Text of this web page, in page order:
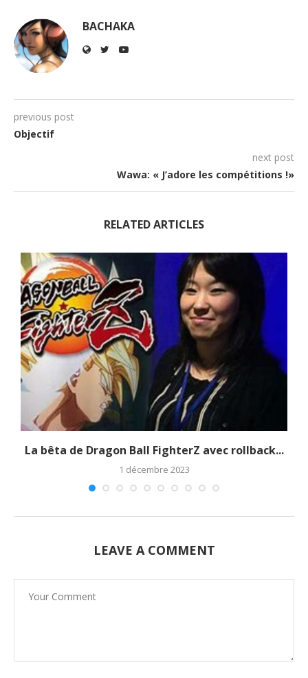
BACHAKA
previous post
Objectif
next post
Wawa: « J’adore les compétitions !»
RELATED ARTICLES
La bêta de Dragon Ball FighterZ avec rollback...
1 décembre 2023
LEAVE A COMMENT